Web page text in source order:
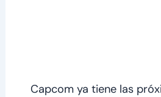
Capcom ya tiene las